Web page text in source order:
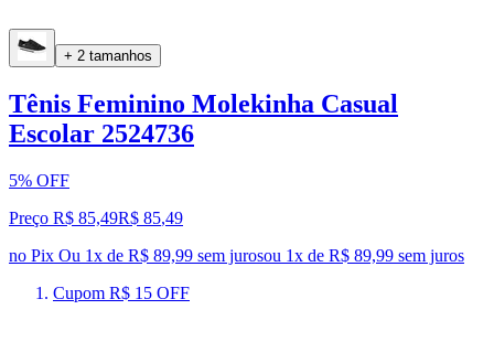
+ 2 tamanhos
Tênis Feminino Molekinha Casual
Escolar 2524736
5% OFF
Preço R$ 85,49R$ 85,49
no Pix Ou 1x de R$ 89,99 sem jurosou 1x de R$ 89,99 sem juros
Cupom R$ 15 OFF